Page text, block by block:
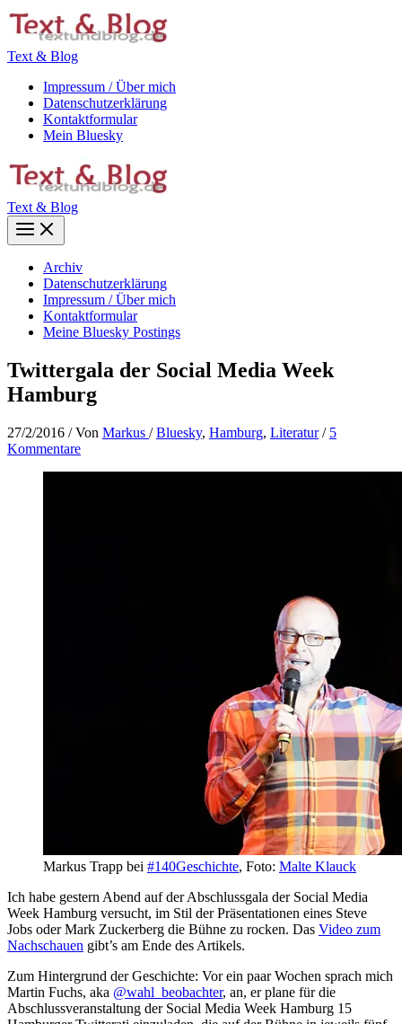
Zum
Inhalt
Text & Blog
Impressum / Über mich
Datenschutzerklärung
Kontaktformular
Mein Bluesky
Text & Blog
Main
Menu
Archiv
Datenschutzerklärung
Impressum / Über mich
Kontaktformular
Meine Bluesky Postings
Twittergala der Social Media Week
Hamburg
27/2/2016 / Von Markus /Bluesky, Hamburg, Literatur/ 5
Kommentare
Markus Trapp bei #140Geschichte, Foto: Malte Klauck
Ich habe gestern Abend auf der Abschlussgala der Social Media
Week Hamburg versucht, im Stil der Präsentationen eines Steve
Jobs oder Mark Zuckerberg die Bühne zu rocken. Das Video zum
Nachschauen gibt’s am Ende des Artikels.
Zum Hintergrund der Geschichte: Vor ein paar Wochen sprach mich
Martin Fuchs, aka @wahl_beobachter, an, er plane für die
Abschlussveranstaltung der Social Media Week Hamburg 15